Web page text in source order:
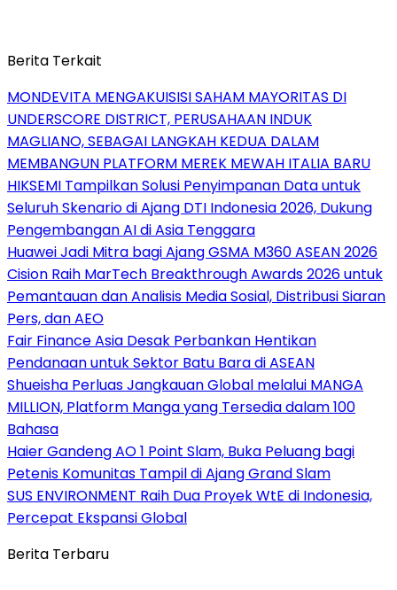
Berita Terkait
MONDEVITA MENGAKUISISI SAHAM MAYORITAS DI
UNDERSCORE DISTRICT, PERUSAHAAN INDUK
MAGLIANO, SEBAGAI LANGKAH KEDUA DALAM
MEMBANGUN PLATFORM MEREK MEWAH ITALIA BARU
HIKSEMI Tampilkan Solusi Penyimpanan Data untuk
Seluruh Skenario di Ajang DTI Indonesia 2026, Dukung
Pengembangan AI di Asia Tenggara
Huawei Jadi Mitra bagi Ajang GSMA M360 ASEAN 2026
Cision Raih MarTech Breakthrough Awards 2026 untuk
Pemantauan dan Analisis Media Sosial, Distribusi Siaran
Pers, dan AEO
Fair Finance Asia Desak Perbankan Hentikan
Pendanaan untuk Sektor Batu Bara di ASEAN
Shueisha Perluas Jangkauan Global melalui MANGA
MILLION, Platform Manga yang Tersedia dalam 100
Bahasa
Haier Gandeng AO 1 Point Slam, Buka Peluang bagi
Petenis Komunitas Tampil di Ajang Grand Slam
SUS ENVIRONMENT Raih Dua Proyek WtE di Indonesia,
Percepat Ekspansi Global
Berita Terbaru